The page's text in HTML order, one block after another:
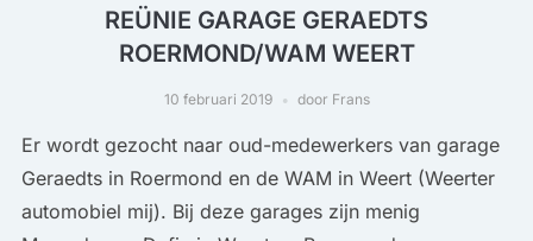
REÜNIE GARAGE GERAEDTS
ROERMOND/WAM WEERT
10 februari 2019 door Frans
Er wordt gezocht naar oud-medewerkers van garage
Geraedts in Roermond en de WAM in Weert (Weerter
automobiel mij). Bij deze garages zijn menig